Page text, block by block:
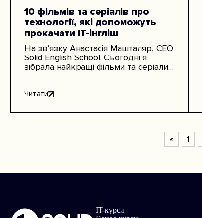
10 фільмів та серіалів про
технології, які допоможуть
прокачати IT-інгліш
На зв’язку Анастасія Машталяр, СЕО
Solid English School. Сьогодні я
зібрала найкращі фільми та серіали
Читати
« 1
IT-курси